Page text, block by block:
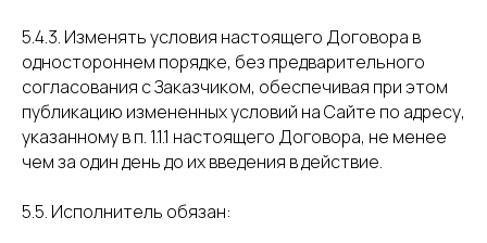
5.4.3. Изменять условия настоящего Договора в
одностороннем порядке, без предварительного
согласования с Заказчиком, обеспечивая при этом
публикацию измененных условий на Сайте по адресу,
указанному в п. 1.1.1 настоящего Договора, не менее
чем за один день до их введения в действие.
5.5. Исполнитель обязан: